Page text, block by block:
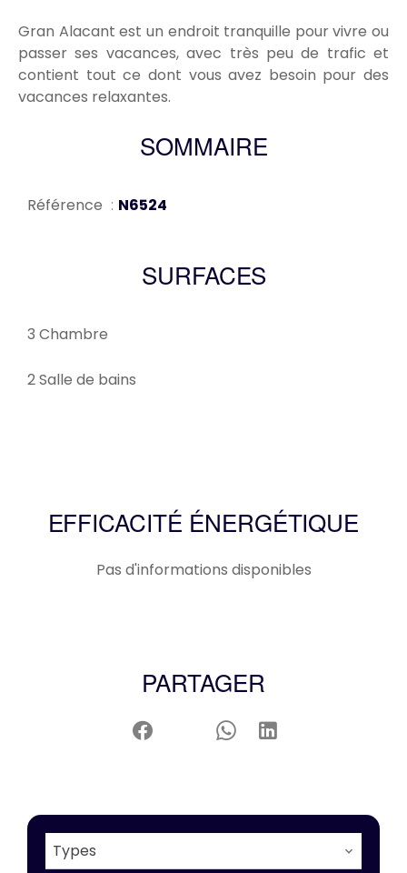
Gran Alacant est un endroit tranquille pour vivre ou
passer ses vacances, avec très peu de trafic et
contient tout ce dont vous avez besoin pour des
vacances relaxantes.
SOMMAIRE
Référence N6524
SURFACES
3 Chambre
2 Salle de bains
EFFICACITÉ ÉNERGÉTIQUE
Pas d'informations disponibles
PARTAGER
Types